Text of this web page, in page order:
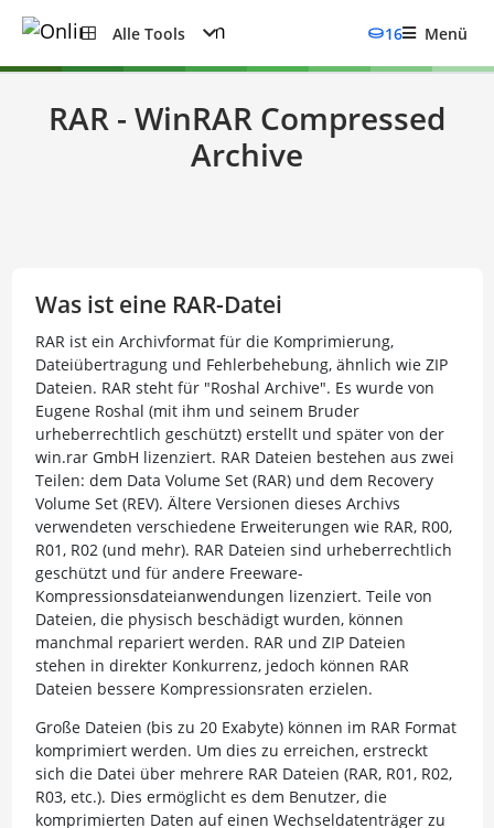
Alle Tools 16 Menü
RAR - WinRAR Compressed
Archive
Was ist eine RAR-Datei
RAR ist ein Archivformat für die Komprimierung,
Dateiübertragung und Fehlerbehebung, ähnlich wie ZIP
Dateien. RAR steht für "Roshal Archive". Es wurde von
Eugene Roshal (mit ihm und seinem Bruder
urheberrechtlich geschützt) erstellt und später von der
win.rar GmbH lizenziert. RAR Dateien bestehen aus zwei
Teilen: dem Data Volume Set (RAR) und dem Recovery
Volume Set (REV). Ältere Versionen dieses Archivs
verwendeten verschiedene Erweiterungen wie RAR, R00,
R01, R02 (und mehr). RAR Dateien sind urheberrechtlich
geschützt und für andere Freeware-
Kompressionsdateianwendungen lizenziert. Teile von
Dateien, die physisch beschädigt wurden, können
manchmal repariert werden. RAR und ZIP Dateien
stehen in direkter Konkurrenz, jedoch können RAR
Dateien bessere Kompressionsraten erzielen.
Große Dateien (bis zu 20 Exabyte) können im RAR Format
komprimiert werden. Um dies zu erreichen, erstreckt
sich die Datei über mehrere RAR Dateien (RAR, R01, R02,
R03, etc.). Dies ermöglicht es dem Benutzer, die
komprimierten Daten auf einen Wechseldatenträger zu